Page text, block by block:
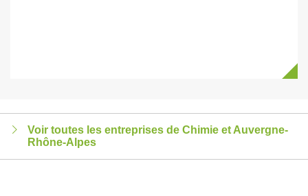
Voir toutes les entreprises de Chimie et Auvergne-
Rhône-Alpes